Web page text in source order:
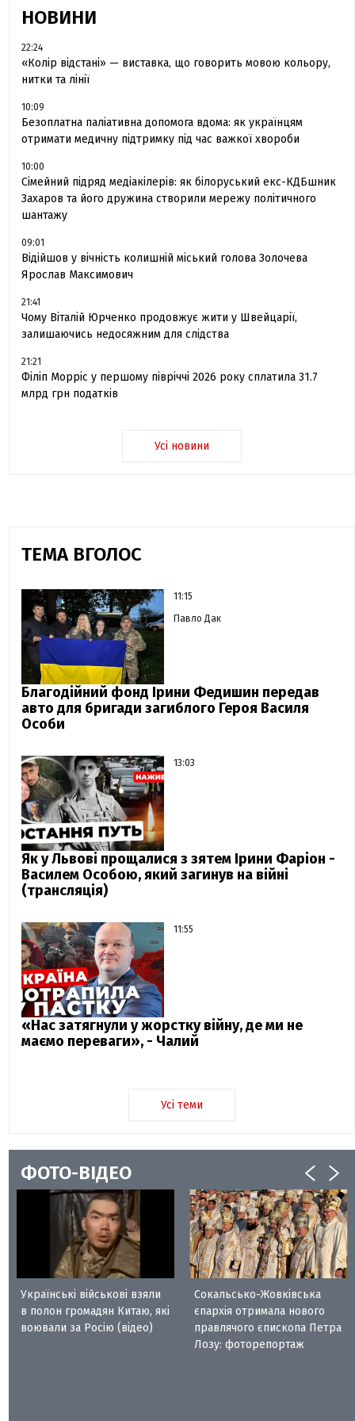
НОВИНИ
22:24
«Колір відстані» — виставка, що говорить мовою кольору,
нитки та лінії
10:09
Безоплатна паліативна допомога вдома: як українцям
отримати медичну підтримку під час важкої хвороби
10:00
Сімейний підряд медіакілерів: як білоруський екс-КДБшник
Захаров та його дружина створили мережу політичного
шантажу
09:01
Відійшов у вічність колишній міський голова Золочева
Ярослав Максимович
21:41
Чому Віталій Юрченко продовжує жити у Швейцарії,
залишаючись недосяжним для слідства
21:21
Філіп Морріс у першому півріччі 2026 року сплатила 31.7
млрд грн податків
Усі новини
ТЕМА ВГОЛОС
11:15
Павло Дак
Благодійний фонд Ірини Федишин передав
авто для бригади загиблого Героя Василя
Особи
13:03
Як у Львові прощалися з зятем Ірини Фаріон -
Василем Особою, який загинув на війні
(трансляція)
11:55
«Нас затягнули у жорстку війну, де ми не
маємо переваги», - Чалий
Усі теми
ФОТО-ВІДЕО
Українські військові взяли
в полон громадян Китаю, які
воювали за Росію (відео)
Сокальсько-Жовківська
єпархія отримала нового
правлячого єпископа Петра
Лозу: фоторепортаж